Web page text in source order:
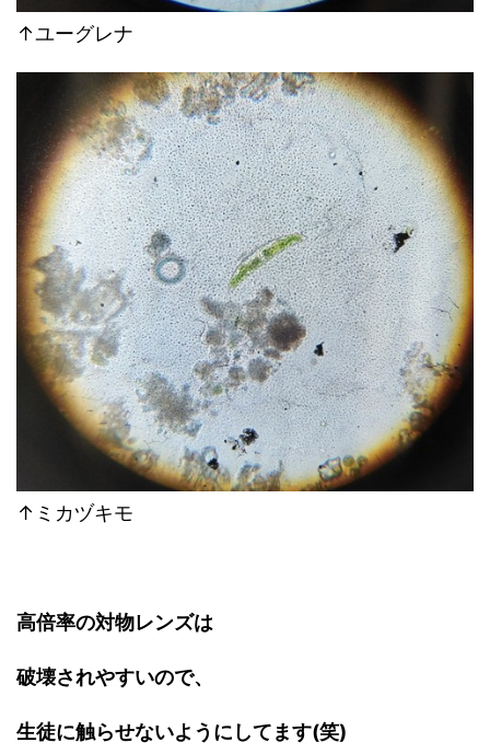
↑ユーグレナ
↑ミカヅキモ
高倍率の対物レンズは
破壊されやすいので、
生徒に触らせないようにしてます(笑)